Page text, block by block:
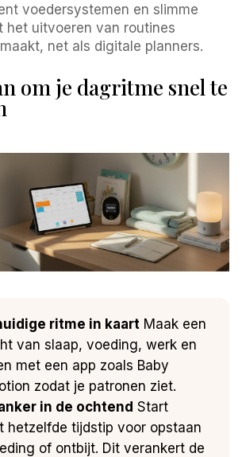
voedersystemen en slimme
het uitvoeren van routines
net als digitale planners.
om je dagritme snel te
ritme in kaart Maak een
van slaap, voeding, werk en
met een app zoals Baby
zodat je patronen ziet.
in de ochtend Start
hetzelfde tijdstip voor opstaan
of ontbijt. Dit verankert de